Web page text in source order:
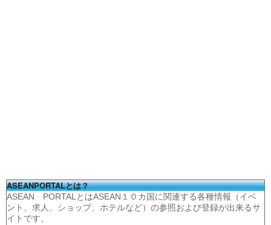
ASEANPORTALとは？
ASEAN PORTALとはASEAN１０カ国に関連する各種情報（イベ
ント、求人、ショップ、ホテルなど）の参照および登録が出来るサ
イトです。